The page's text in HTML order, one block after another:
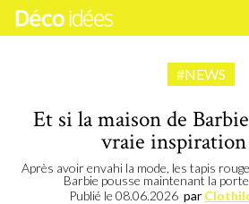
#NEWS
Et si la maison de
vraie inspiration
Après avoir envahi la mode, les tapis
Barbie pousse maintenant la
Publié le 08.06.2026 par